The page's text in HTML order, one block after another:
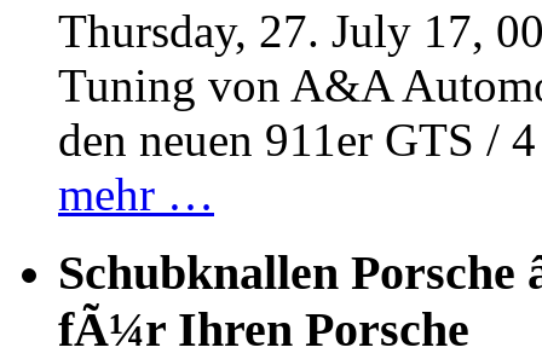
Thursday, 27. July 17,
Tuning von A&A
den neuen 911er GTS /
mehr …
Schubknallen Porsche
fÃ¼r Ihren Porsche